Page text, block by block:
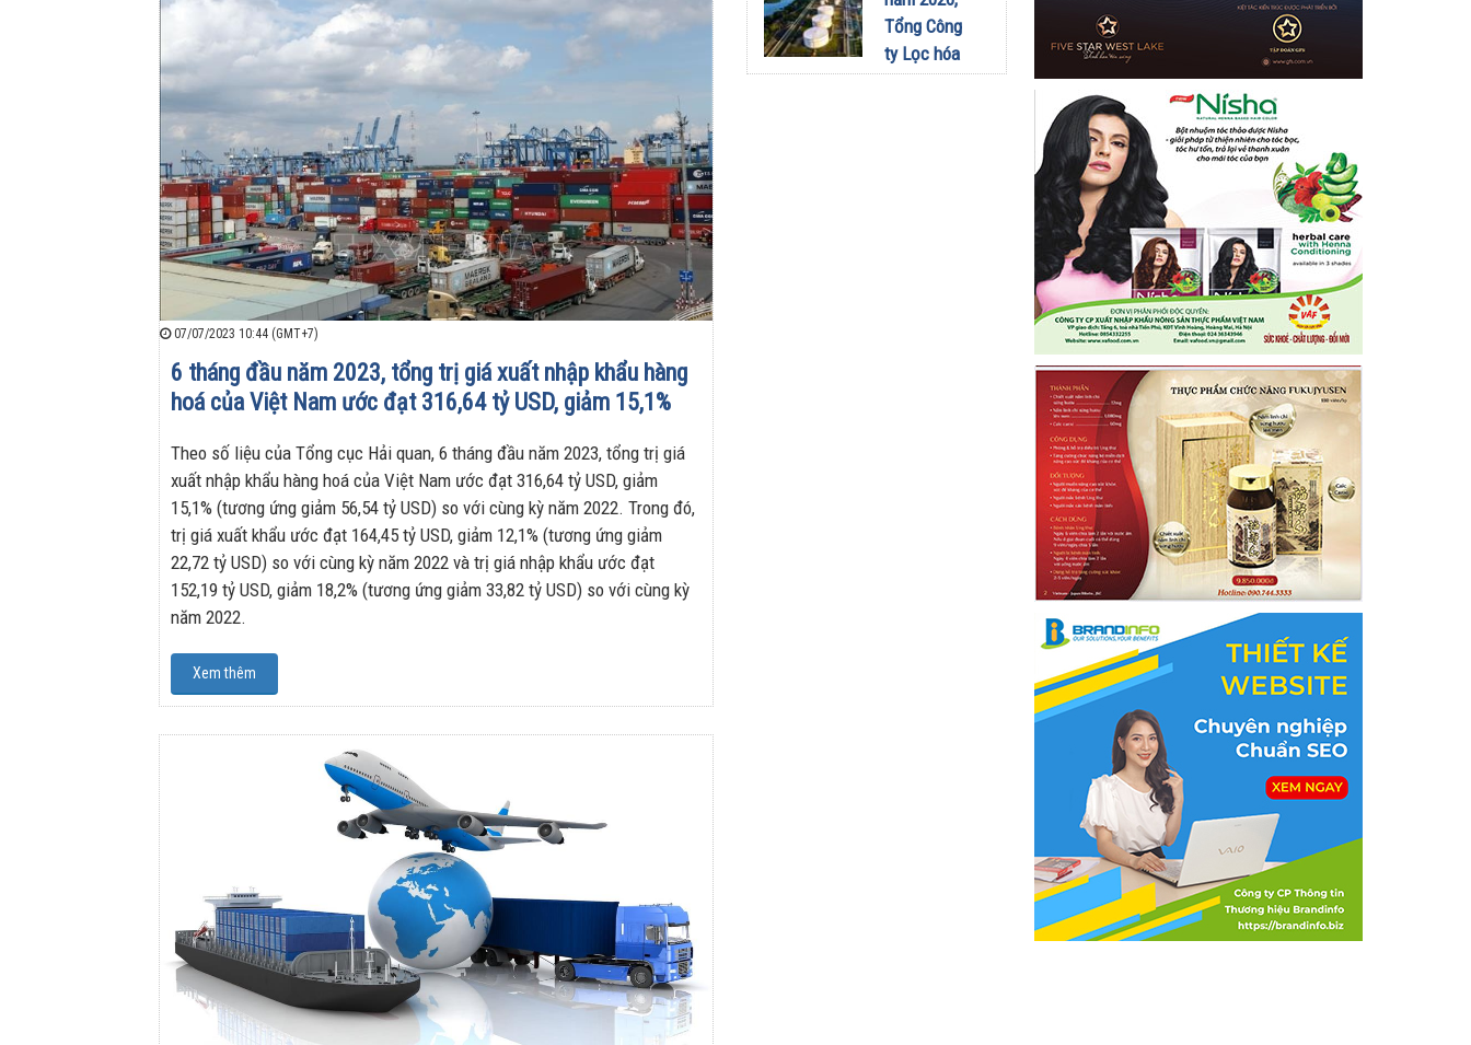
07/07/2023 10:44 (GMT+7)
6 tháng đầu năm 2023, tổng trị giá xuất nhập khẩu hàng
hoá của Việt Nam ước đạt 316,64 tỷ USD, giảm 15,1%
Theo số liệu của Tổng cục Hải quan, 6 tháng đầu năm 2023, tổng trị giá
xuất nhập khẩu hàng hoá của Việt Nam ước đạt 316,64 tỷ USD, giảm
15,1% (tương ứng giảm 56,54 tỷ USD) so với cùng kỳ năm 2022. Trong đó,
trị giá xuất khẩu ước đạt 164,45 tỷ USD, giảm 12,1% (tương ứng giảm
22,72 tỷ USD) so với cùng kỳ năm 2022 và trị giá nhập khẩu ước đạt
152,19 tỷ USD, giảm 18,2% (tương ứng giảm 33,82 tỷ USD) so với cùng kỳ
năm 2022.
Xem thêm
Green: Tôi
đã hiểu vì
sao xe điện
Tổng Công
ty Lọc hóa
dầu Việt